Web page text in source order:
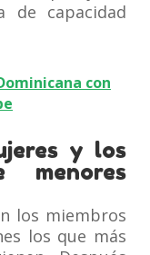
de capacidad
con
y los
los miembros
los que más